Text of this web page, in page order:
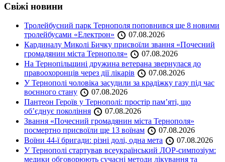
Свіжі новини
Тролейбусний парк Тернополя поповнився ще 8 новими
тролейбусами «Електрон»
07.08.2026
Кардиналу Миколі Бичку присвоїли звання «Почесний
громадянин міста Тернополя»
07.08.2026
На Тернопільщині дружина ветерана звернулася до
правоохоронців через дії лікарів
07.08.2026
У Тернополі чоловіка засудили за крадіжку газу під час
воєнного стану
07.08.2026
Пантеон Героїв у Тернополі: простір пам’яті, що
об’єднує покоління
07.08.2026
Звання «Почесний громадянин міста Тернополя»
посмертно присвоїли ще 13 воїнам
07.08.2026
Воїни 44-ї бригади: різні долі, одна мета
07.08.2026
У Тернополі стартував всеукраїнський ЛОР-симпозіум:
медики обговорюють сучасні методи лікування та